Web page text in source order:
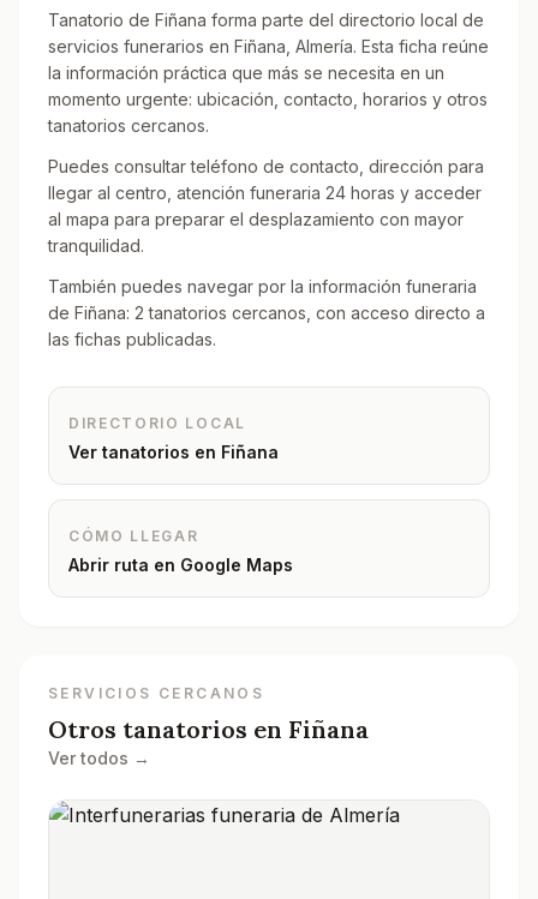
Tanatorio de Fiñana forma parte del directorio local de
servicios funerarios en Fiñana, Almería. Esta ficha reúne
la información práctica que más se necesita en un
momento urgente: ubicación, contacto, horarios y otros
tanatorios cercanos.
Puedes consultar teléfono de contacto, dirección para
llegar al centro, atención funeraria 24 horas y acceder
al mapa para preparar el desplazamiento con mayor
tranquilidad.
También puedes navegar por la información funeraria
de Fiñana: 2 tanatorios cercanos, con acceso directo a
las fichas publicadas.
DIRECTORIO LOCAL
Ver tanatorios en Fiñana
CÓMO LLEGAR
Abrir ruta en Google Maps
SERVICIOS CERCANOS
Otros tanatorios en Fiñana
Ver todos →